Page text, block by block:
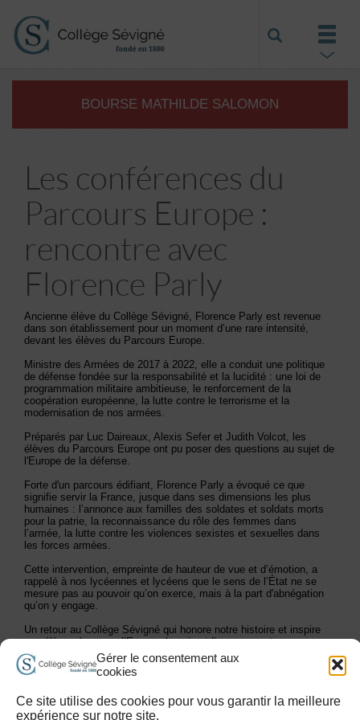
Gérer le consentement aux
cookies
Ce site utilise des cookies pour vous garantir la meilleure
expérience sur notre site.
BOURSE MATHILDE SALOMON
Les conférences du
Parcours Europe :
rencontre avec
Florence Parly
Ancienne élève du Collège Sévigné, Florence Parly est revenue
dans son établissement pour un moment d’une rare intensité,
devant les élèves du Parcours Europe.
Ministre des Armées de 2017 à 2022, elle a conduit une politique
de défense fondée sur la responsabilité et la lucidité : une loi de
programmation militaire ambitieuse, le renforcement de la
coopération européenne, la lutte contre le terrorisme et la
modernisation de nos armées.
Préparés par Luc Daireaux, Alexis Sefer et Judith Volcot, les
élèves du Parcours Europe ont pu poser des questions au sujet de
l'Europe de la défense.
Forte d'un parcours édifiant, Florence Parly a évoqué ce que
signifie servir la France, jusque dans ses dimensions les plus
humaines : l’annonce aux familles des soldates et soldats morts
pour la patrie, la reconnaissance du rôle des femmes dans
l’armée, la lutte contre les violences sexistes et sexuelles dans
les forces armées.
Cette intervention, empreinte de hauteur de vue et d’émotion, a
rappelé à nos lycéennes et lycéens que le sens de l’État ne se
mesure pas au pouvoir qu’on exerce, mais à la part d'abnégation
qu’on y engage.
Un retour au Collège Sévigné qui honore notre histoire et inspire
nos élèves à penser l’Europe, la paix et l’engagement.
Accessibilité handicap
Mentions légales et Conditions d’Utilisation